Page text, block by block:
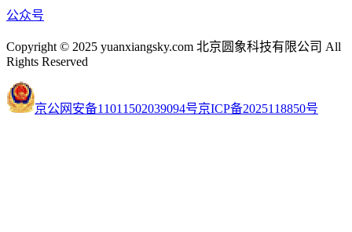
公众号
Copyright © 2025 yuanxiangsky.com 北京圆象科技有限公司 All
Rights Reserved
京公网安备11011502039094号京ICP备2025118850号